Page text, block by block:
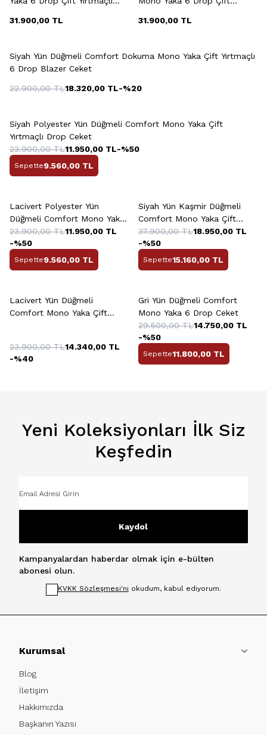
31.900,00 TL 31.900,00 TL
Siyah Yün Düğmeli Comfort Dokuma Mono Yaka Çift Yırtmaçlı
6 Drop Blazer Ceket
22.900,00TL18.320,00 TL-%20
Siyah Polyester Yün Düğmeli Comfort Mono Yaka Çift
Yırtmaçlı Drop Ceket
23.900,00TL11.950,00 TL-%50
Sepette9.560,00 TL
Lacivert Polyester Yün
Düğmeli Comfort Mono Yaka
Çift Yırtmaçlı 6 Drop Ceket
23.900,00TL11.950,00 TL
-%50
Sepette9.560,00 TL
Siyah Yün Kaşmir Düğmeli
Comfort Mono Yaka Çift
Yırtmaçlı 6 Drop Ceket
37.900,00TL18.950,00 TL
-%50
Sepette15.160,00 TL
Lacivert Yün Düğmeli
Comfort Mono Yaka Çift
23.900,00TL14.340,00 TL
-%40
Gri Yün Düğmeli Comfort
Mono Yaka 6 Drop Ceket
29.500,00TL14.750,00 TL
-%50
Sepette11.800,00 TL
Yeni Koleksiyonları İlk Siz
Keşfedin
Kaydol
Kampanyalardan haberdar olmak için e-bülten
abonesi olun.
KVKK Sözleşmesi'ni okudum, kabul ediyorum.
Kurumsal
Blog
İletişim
Hakkımızda
Başkanın Yazısı